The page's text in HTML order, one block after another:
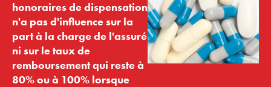
honoraires de dispensation
n'a pas d'influence sur la
part à la charge de l'assuré
ni sur le taux de
remboursement qui reste à
80% ou à 100% lorsque